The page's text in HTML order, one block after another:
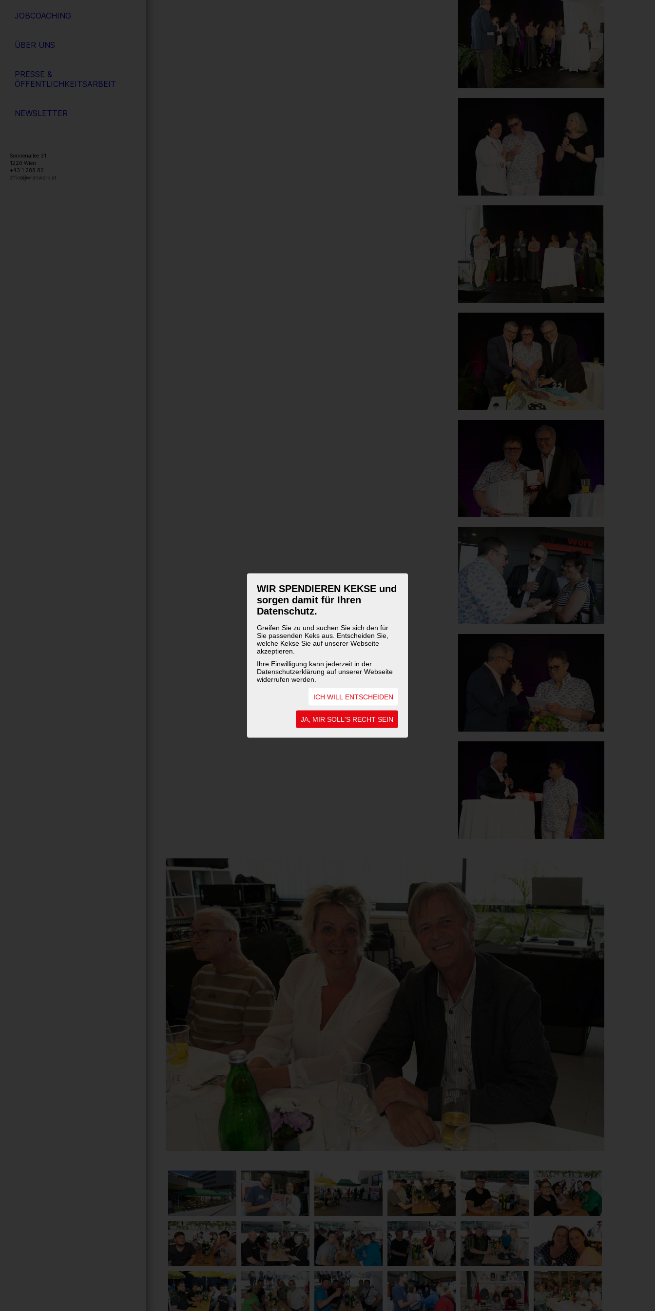
WIR SPENDIEREN KEKSE und
sorgen damit für Ihren
Datenschutz.
Greifen Sie zu und suchen Sie sich den für
Sie passenden Keks aus. Entscheiden Sie,
welche Kekse Sie auf unserer Webseite
akzeptieren.
Ihre Einwilligung kann jederzeit in der
Datenschutzerklärung auf unserer Webseite
widerrufen werden.
ICH WILL ENTSCHEIDEN
JA, MIR SOLL'S RECHT SEIN
JOBCOACHING
ÜBER UNS
PRESSE &
ÖFFENTLICHKEITSARBEIT
NEWSLETTER
Sonnenallee 31
1220 Wien
+43 1 288 80
office@wienwork.at
49